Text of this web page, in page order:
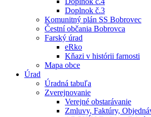
Doplnok č.3
Komunitný plán SS Bobrovec
Čestní občania Bobrovca
Farský úrad
eRko
Kňazi v histórii farnosti
Mapa obce
Úrad
Úradná tabuľa
Zverejnovanie
Verejné obstarávanie
Zmluvy, Faktúry,